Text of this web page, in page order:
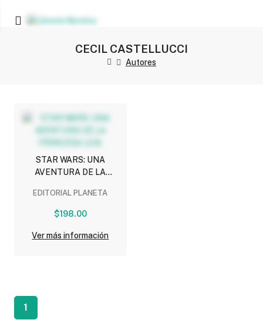
CECIL CASTELLUCCI
Autores
STAR WARS: UNA
AVENTURA DE LA
EDITORIAL PLANETA
$198.00
Ver más información
1